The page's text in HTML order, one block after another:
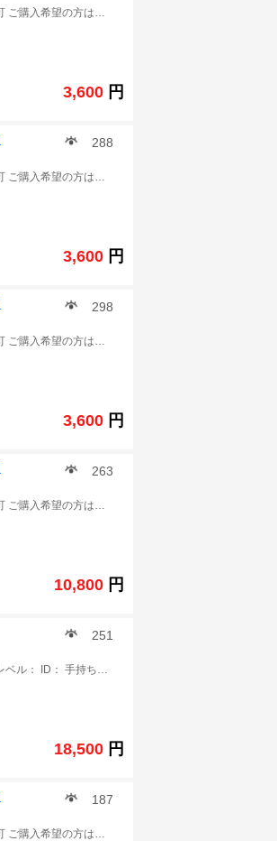
※この商品は 城とドラゴン の課金チャージ代行 販売となります。 他の個数専用出品可 ご購入希望の方は質問に進み一度ご連絡ください。 ※ご入金後、以下の情報をご連絡ください。 引継コード： パスワード： ユーザ名： レベル： ID： 手持ちのルビー 数： 通常は1～3 時間以内作業完了できます。 作業の状況によって、少し遅延可能性もあります。予めご了承ください。 ★こちらは仲介業者で、チャージのソースは確定できませんため、取引後BAN、警告、回収などを受けた場合にも当方は責任を取りません。そのリスクを承知の上ご利用でお願いいたします。また、トラブル回避の為、取引完了後お早めにPASSの変更をよろしくお願いします。 ご利用をお待ちいたしております。 .
3,600 円
288
※この商品は 城とドラゴン の課金チャージ代行 販売となります。 他の個数専用出品可 ご購入希望の方は質問に進み一度ご連絡ください。 ※ご入金後、以下の情報をご連絡ください。 引継コード： パスワード： ユーザ名： レベル： ID： 手持ちのルビー 数： 通常は1～3 時間以内作業完了できます。 作業の状況によって、少し遅延可能性もあります。予めご了承ください。 ★こちらは仲介業者で、チャージのソースは確定できませんため、取引後BAN、警告、回収などを受けた場合にも当方は責任を取りません。そのリスクを承知の上ご利用でお願いいたします。また、トラブル回避の為、取引完了後お早めにPASSの変更をよろしくお願いします。 ご利用をお待ちいたしております。 .
3,600 円
298
※この商品は 城とドラゴン の課金チャージ代行 販売となります。 他の個数専用出品可 ご購入希望の方は質問に進み一度ご連絡ください。 ※ご入金後、以下の情報をご連絡ください。 引継コード： パスワード： ユーザ名： レベル： ID： 手持ちのルビー 数： 通常は1～3 時間以内作業完了できます。 作業の状況によって、少し遅延可能性もあります。予めご了承ください。 ★こちらは仲介業者で、チャージのソースは確定できませんため、取引後BAN、警告、回収などを受けた場合にも当方は責任を取りません。そのリスクを承知の上ご利用でお願いいたします。また、トラブル回避の為、取引完了後お早めにPASSの変更をよろしくお願いします。 ご利用をお待ちいたしております。 .
3,600 円
263
※この商品は 城とドラゴン の課金チャージ代行 販売となります。 他の個数専用出品可 ご購入希望の方は質問に進み一度ご連絡ください。 ※ご入金後、以下の情報をご連絡ください。 引継コード： パスワード： ユーザ名： レベル： ID： 手持ちのルビー 数： 通常は1～3 時間以内作業完了できます。 作業の状況によって、少し遅延可能性もあります。予めご了承ください。 ★こちらは仲介業者で、チャージのソースは確定できませんため、取引後BAN、警告、回収などを受けた場合にも当方は責任を取りません。そのリスクを承知の上ご利用でお願いいたします。また、トラブル回避の為、取引完了後お早めにPASSの変更をよろしくお願いします。 ご利用をお待ちいたしております。 .
10,800 円
251
※ご入金後、以下の情報をご連絡ください。 引継コード： パスワード： ユーザ名： レベル： ID： 手持ちのルビー 数： 通常は1時間～24時間以内作業完了できます。 作業の状況によって、少し遅延可能性もあります。予めご了承ください。 ★こちらは仲介業者で、チャージのソースは確定できませんため、取引後BAN、警告、回収などを受けた場合にも当方は責任を取りません。そのリスクを承知の上ご利用でお願いいたします。また、トラブル回避の為、取引完了後お早めにPASSの変更をよろしくお願いします。 ご利用をお待ちいたしております。 .
18,500 円
187
※この商品は 城とドラゴン の課金チャージ代行 販売となります。 他の個数専用出品可 ご購入希望の方は質問に進み一度ご連絡ください。 ※ご入金後、以下の情報をご連絡ください。 引継コード： パスワード： ユーザ名： レベル： ID： 手持ちのルビー 数： 通常は1～3 時間以内作業完了できます。 作業の状況によって、少し遅延可能性もあります。予めご了承ください。 ★こちらは仲介業者で、チャージのソースは確定できませんため、取引後BAN、警告、回収などを受けた場合にも当方は責任を取りません。そのリスクを承知の上ご利用でお願いいたします。また、トラブル回避の為、取引完了後お早めにPASSの変更をよろしくお願いします。 ご利用をお待ちいたしております。 .